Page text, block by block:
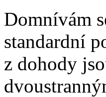
Domnívám
standardní
z dohody